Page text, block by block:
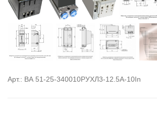
Арт.: ВА 51-25-340010РУХЛ3-12.5А-10In